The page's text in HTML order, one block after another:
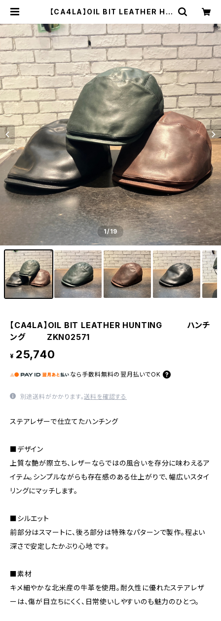
【CA4LA】OIL BIT LEATHER HU
02571 | 広島の帽子専門店SHAPP
O（シャッポ）
1/19
【CA4LA】OIL BIT LEATHER HUNTING ハンチ
ング ZKN02571
¥ 25,740
なら 手数料無料の 翌月払いでOK
別途送料がかかります。送料を確認する
ステアレザーで仕立てたハンチング
■デザイン
上質な艶が際立ち、レザーならではの風合いを存分に味わえるア
イテム。シンプルながらも存在感のある仕上がりで、幅広いスタイ
リングにマッチします。
■シルエット
前部分はスマートに、後ろ部分は特殊なパターンで製作。程よい
深さで安定したかぶり心地です。
■素材
キメ細やかな北米産の牛革を使用。耐久性に優れたステアレザ
ーは、傷が目立ちにくく、日常使いしやすいのも魅力のひとつ。